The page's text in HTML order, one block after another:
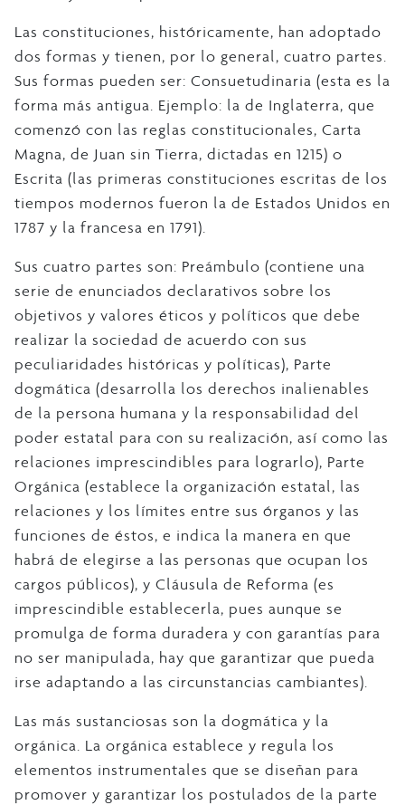
Las constituciones, históricamente, han adoptado
dos formas y tienen, por lo general, cuatro partes.
Sus formas pueden ser: Consuetudinaria (esta es la
forma más antigua. Ejemplo: la de Inglaterra, que
comenzó con las reglas constitucionales, Carta
Magna, de Juan sin Tierra, dictadas en 1215) o
Escrita (las primeras constituciones escritas de los
tiempos modernos fueron la de Estados Unidos en
1787 y la francesa en 1791).
Sus cuatro partes son: Preámbulo (contiene una
serie de enunciados declarativos sobre los
objetivos y valores éticos y políticos que debe
realizar la sociedad de acuerdo con sus
peculiaridades históricas y políticas), Parte
dogmática (desarrolla los derechos inalienables
de la persona humana y la responsabilidad del
poder estatal para con su realización, así como las
relaciones imprescindibles para lograrlo), Parte
Orgánica (establece la organización estatal, las
relaciones y los límites entre sus órganos y las
funciones de éstos, e indica la manera en que
habrá de elegirse a las personas que ocupan los
cargos públicos), y Cláusula de Reforma (es
imprescindible establecerla, pues aunque se
promulga de forma duradera y con garantías para
no ser manipulada, hay que garantizar que pueda
irse adaptando a las circunstancias cambiantes).
Las más sustanciosas son la dogmática y la
orgánica. La orgánica establece y regula los
elementos instrumentales que se diseñan para
promover y garantizar los postulados de la parte